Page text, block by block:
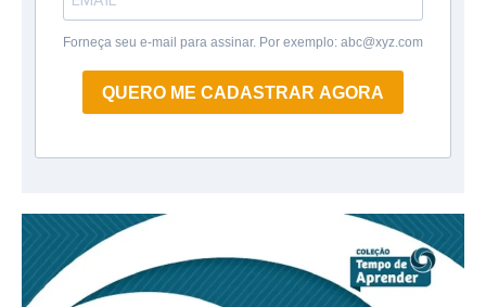
Forneça seu e-mail para assinar. Por exemplo: abc@xyz.com
QUERO ME CADASTRAR AGORA